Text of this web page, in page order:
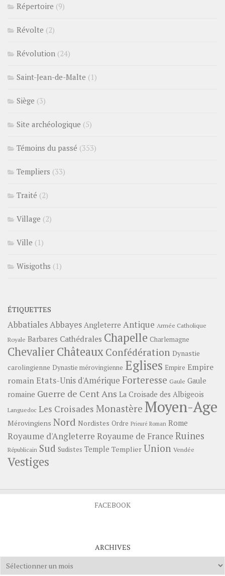
Répertoire (9)
Révolte (2)
Révolution (24)
Saint-Jean-de-Malte (1)
Siège (3)
Site archéologique (5)
Témoins du passé (353)
Templiers (33)
Traité (2)
Village (2)
Ville (1)
Wisigoths (1)
ÉTIQUETTES
AbbatialesAbbayes Angleterre Antique Armée Catholique
Royale Barbares Cathédrales Chapelle Charlemagne
ChevalierChâteauxConfédération Dynastie
carolingienne Dynastie mérovingienne Eglises Empire Empire
romainEtats-Unis d'Amérique Forteresse Gaule Gaule
romaine Guerre de Cent Ans La Croisade des Albigeois
Languedoc Les Croisades Monastère Moyen-Age
Mérovingiens Nord Nordistes Ordre Prieuré Roman Rome
Royaume d'Angleterre Royaume de France Ruines
Républicain Sud Sudistes Temple Templier Union Vendée
Vestiges
FACEBOOK
ARCHIVES
Archives